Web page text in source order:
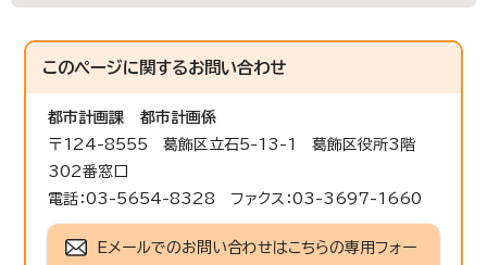
このページに関するお問い合わせ
都市計画課
都市計画係
〒124-8555 葛飾区立石5-13-1 葛飾区役所3階
302番窓口
電話：03-5654-8328 ファクス：03-3697-1660
Eメールでのお問い合わせはこちらの専用フォー